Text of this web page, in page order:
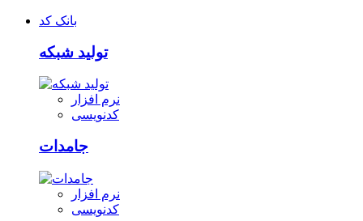
بانک کد
تولید شبکه
نرم افزار
کدنویسی
جامدات
نرم افزار
کدنویسی